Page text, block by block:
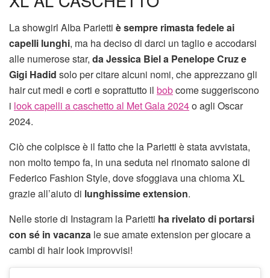
La showgirl Alba Parietti è sempre rimasta fedele ai
capelli lunghi, ma ha deciso di darci un taglio e accodarsi
alle numerose star, da Jessica Biel a Penelope Cruz e
Gigi Hadid solo per citare alcuni nomi, che apprezzano gli
hair cut medi e corti e soprattutto il bobcome suggeriscono
i look capelli a caschetto al Met Gala 2024o agli Oscar
2024.
Ciò che colpisce è il fatto che la Parietti è stata avvistata,
non molto tempo fa, in una seduta nel rinomato salone di
Federico Fashion Style, dove sfoggiava una chioma XL
grazie all’aiuto di lunghissime extension.
Nelle storie di Instagram la Parietti ha rivelato di portarsi
con sé in vacanza le sue amate extension per giocare a
cambi di hair look improvvisi!